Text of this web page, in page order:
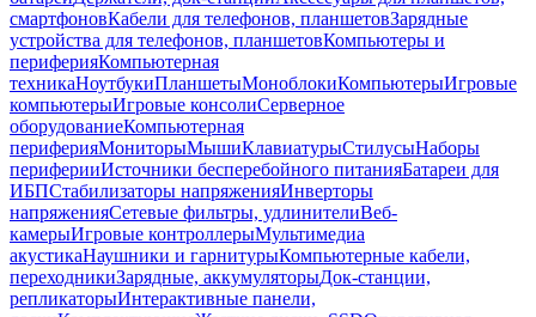
смартфоновКабели для телефонов, планшетовЗарядные
устройства для телефонов, планшетовКомпьютеры и
периферияКомпьютерная
техникаНоутбукиПланшетыМоноблокиКомпьютерыИгровые
компьютерыИгровые консолиСерверное
оборудованиеКомпьютерная
периферияМониторыМышиКлавиатурыСтилусыНаборы
периферииИсточники бесперебойного питанияБатареи для
ИБПСтабилизаторы напряженияИнверторы
напряженияСетевые фильтры, удлинителиВеб-
камерыИгровые контроллерыМультимедиа
акустикаНаушники и гарнитурыКомпьютерные кабели,
переходникиЗарядные, аккумуляторыДок-станции,
репликаторыИнтерактивные панели,